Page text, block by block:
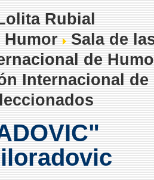
Rubial
Humor
Sala de
de
Internacional